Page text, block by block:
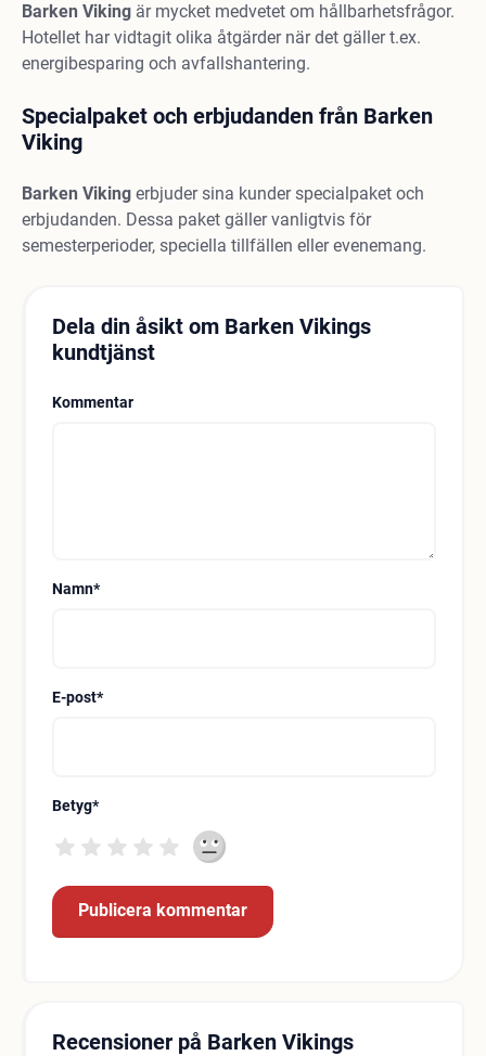
Barken Viking är mycket medvetet om hållbarhetsfrågor.
Hotellet har vidtagit olika åtgärder när det gäller t.ex.
energibesparing och avfallshantering.
Specialpaket och erbjudanden från Barken
Viking
Barken Viking erbjuder sina kunder specialpaket och
erbjudanden. Dessa paket gäller vanligtvis för
semesterperioder, speciella tillfällen eller evenemang.
Dela din åsikt om Barken Vikings
kundtjänst
Kommentar
Namn*
E-post*
Betyg*
Recensioner på Barken Vikings